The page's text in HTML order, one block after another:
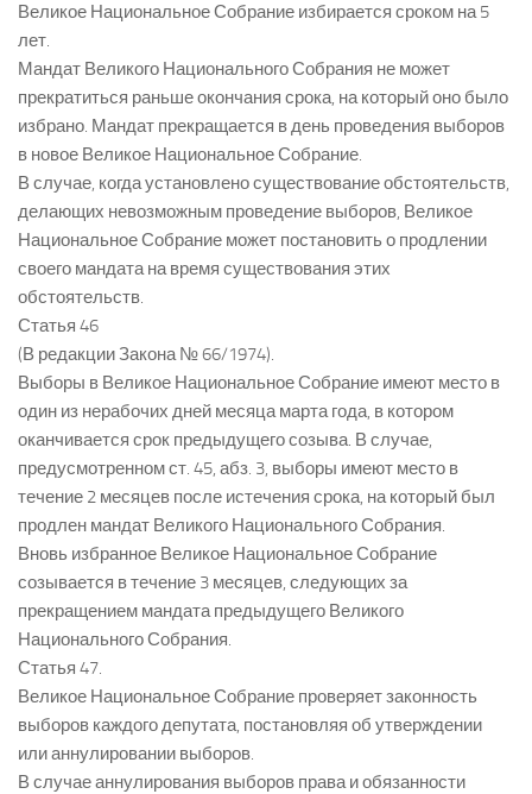
Великое Национальное Собрание избирается сроком на 5
лет.
Мандат Великого Национального Собрания не может
прекратиться раньше окончания срока, на который оно было
избрано. Мандат прекращается в день проведения выборов
в новое Великое Национальное Собрание.
В случае, когда установлено существование обстоятельств,
делающих невозможным проведение выборов, Великое
Национальное Собрание может постановить о продлении
своего мандата на время существования этих
обстоятельств.
Статья 46
(В редакции Закона № 66/1974).
Выборы в Великое Национальное Собрание имеют место в
один из нерабочих дней месяца марта года, в котором
оканчивается срок предыдущего созыва. В случае,
предусмотренном ст. 45, абз. 3, выборы имеют место в
течение 2 месяцев после истечения срока, на который был
продлен мандат Великого Национального Собрания.
Вновь избранное Великое Национальное Собрание
созывается в течение 3 месяцев, следующих за
прекращением мандата предыдущего Великого
Национального Собрания.
Статья 47.
Великое Национальное Собрание проверяет законность
выборов каждого депутата, постановляя об утверждении
или аннулировании выборов.
В случае аннулирования выборов права и обязанности